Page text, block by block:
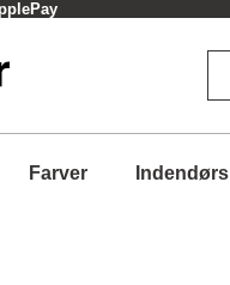
Farver Indendørs